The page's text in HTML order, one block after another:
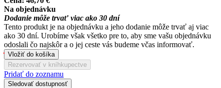
Na objednávku
Dodanie môže trvať viac ako 30 dní
Tento produkt je na objednávku a jeho dodanie môže trvať aj viac
ako 30 dní. Urobíme však všetko pre to, aby sme vašu objednávku
odoslali čo najskôr a o jej ceste vás budeme včas informovať.
Vložiť do košíka
Rezervovať v kníhkupectve
Pridať do zoznamu
Sledovať dostupnosť